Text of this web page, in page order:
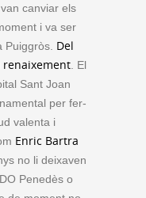
canviar els
i va ser
Del
renaixement . El
Sant Joan
per fer-
valenta i
Enric Bartra
no li deixaven
Penedès o